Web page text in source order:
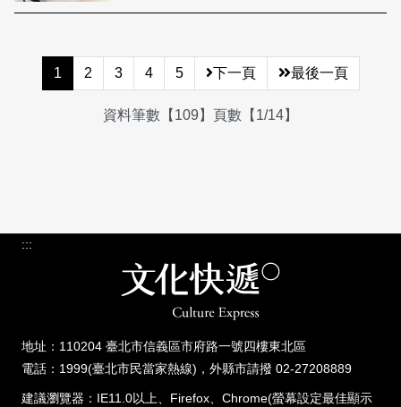
1 2 3 4 5 下一頁 最後一頁
資料筆數【109】頁數【1/14】
:::
地址：110204 臺北市信義區市府路一號四樓東北區
電話：1999(臺北市民當家熱線)，外縣市請撥 02-27208889
建議瀏覽器：IE11.0以上、Firefox、Chrome(螢幕設定最佳顯示